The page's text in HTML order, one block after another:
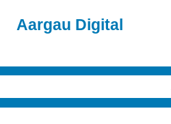
Aargau Digital